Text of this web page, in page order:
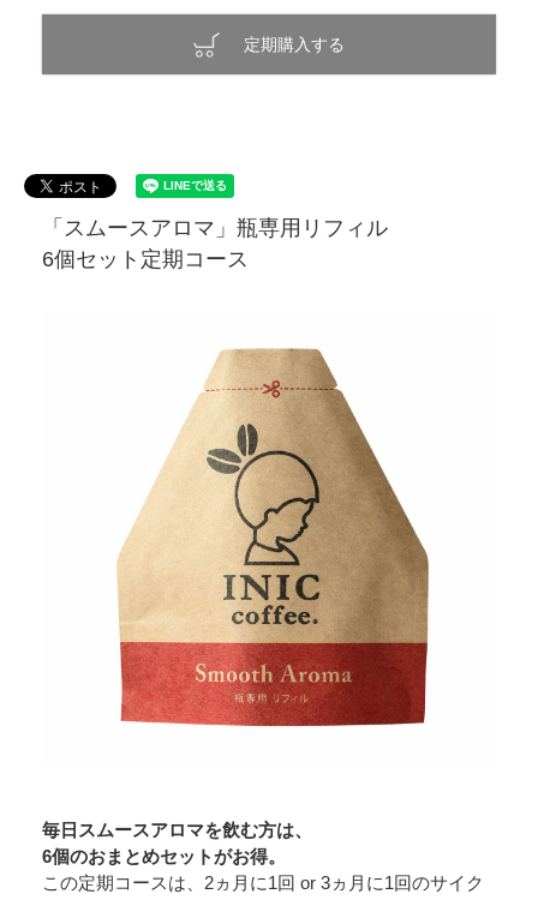
定期購入する
「スムースアロマ」瓶専用リフィル
6個セット定期コース
毎日スムースアロマを飲む方は、
6個のおまとめセットがお得。
この定期コースは、2ヵ月に1回 or 3ヵ月に1回のサイク